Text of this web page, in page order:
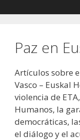
Paz en
Artículos sobre
Vasco – Euskal
violencia de
Humanos, la
democráticas,
el diálogo y el